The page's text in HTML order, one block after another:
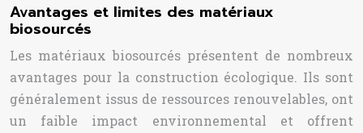
Avantages et limites des matériaux
biosourcés
Les matériaux biosourcés présentent de nombreux
avantages pour la construction écologique. Ils sont
généralement issus de ressources renouvelables, ont
un faible impact environnemental et offrent